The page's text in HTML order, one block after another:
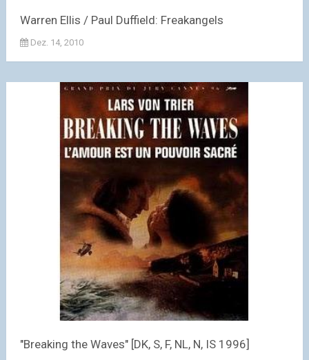
Warren Ellis / Paul Duffield: Freakangels
Dez. 14, 2010
"Breaking the Waves" [DK, S, F, NL, N, IS 1996]